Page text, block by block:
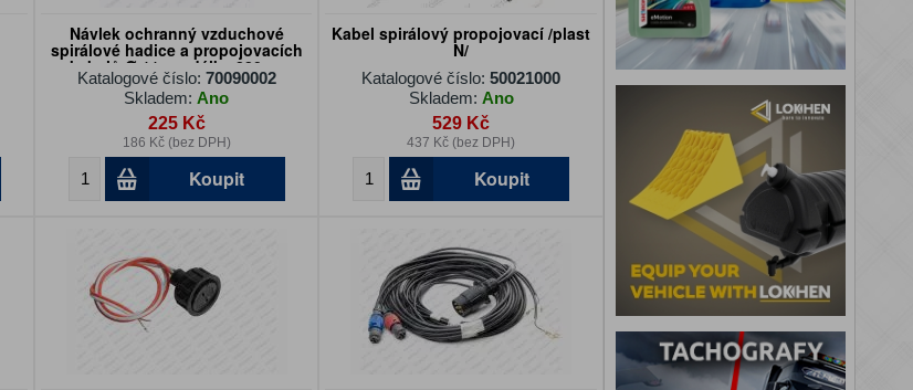
Návlek ochranný vzduchové
spirálové hadice a propojovacích
kabelů Ø 11 cm délka 220cm
červený
Katalogové číslo: 70090002
Skladem: Ano
225 Kč
186 Kč (bez DPH)
Koupit
Kabel spirálový propojovací /plast
N/
Katalogové číslo:50021000
Skladem: Ano
529 Kč
437 Kč (bez DPH)
Koupit